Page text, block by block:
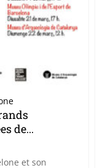
de...
et son